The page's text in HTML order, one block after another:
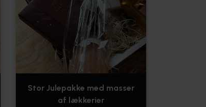
Stor Julepakke med masser
af lækkerier